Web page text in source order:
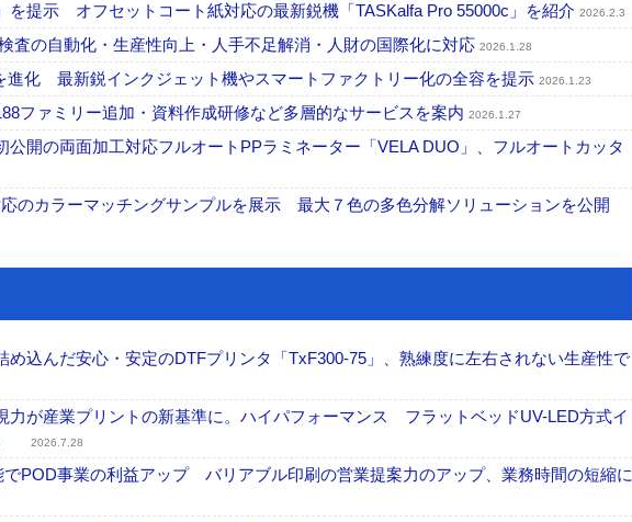
提示 オフセットコート紙対応の最新鋭機「TASKalfa Pro 55000c」を紹介 2026.2.3
査の自動化・生産性向上・人手不足解消・人財の国際化に対応 2026.1.28
化 最新鋭インクジェット機やスマートファクトリー化の全容を提示 2026.1.23
ファミリー追加・資料作成研修など多層的なサービスを案内 2026.1.27
開の両面加工対応フルオートPPラミネーター「VELA DUO」、フルオートカッタ
のカラーマッチングサンプルを展示 最大７色の多色分解ソリューションを公開
込んだ安心・安定のDTFプリンタ「TxF300-75」、熟練度に左右されない生産性で
が産業プリントの新基準に。ハイパフォーマンス フラットベッドUV-LED方式イ
2026.7.28
POD事業の利益アップ バリアブル印刷の営業提案力のアップ、業務時間の短縮に